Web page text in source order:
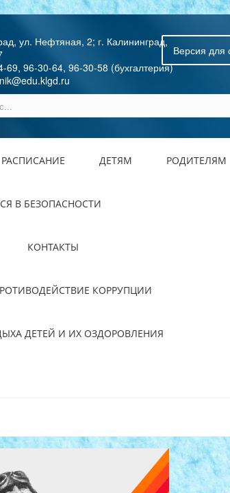
ул. Нефтяная, 2; г. Калининград,
69, 96-30-64, 96-30-58 (бухгалтерия)
Версия для
РАСПИСАНИЕ ДЕТЯМ РОДИТЕЛЯМ
В БЕЗОПАСНОСТИ
КОНТАКТЫ
КОРРУПЦИИ
ДЕТЕЙ И ИХ ОЗДОРОВЛЕНИЯ